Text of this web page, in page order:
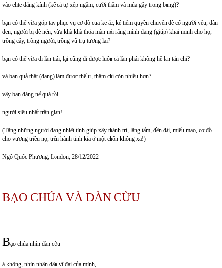
vào elite đáng kính (kể cả tự xếp ngầm, cười thầm và múa gậy trong bụng)?
bạn có thể vừa góp tay phục vụ cơ đồ của kẻ ác, kẻ tiếm quyền chuyên đè cổ người yếu, dân
đen, người bị đè nén, vừa khà khà thỏa mãn nói rằng mình đang (giúp) khai minh cho họ,
trồng cây, trồng người, trồng vũ trụ tương lai?
bạn có thể vừa đi làn trái, lại cũng đi được luôn cả làn phải không hề lăn tăn chi?
và bạn quả thật (đang) làm được thế ư, thậm chí còn nhiều hơn?
vậy bạn đáng nể quá rồi
người siêu nhất trần gian!
(Tặng những người đang nhiệt tình giúp xây thành trì, lăng tẩm, đền đài, miếu mạo, cơ đồ
cho vương triều nọ, trên hành tinh kia ở một chốn không xa!)
Ngô Quốc Phương, London, 28/12/2022
BẠO CHÚA VÀ ĐÀN CỪU
Bạo chúa nhìn đàn cừu
à không, nhìn nhân dân vĩ đại của mình,